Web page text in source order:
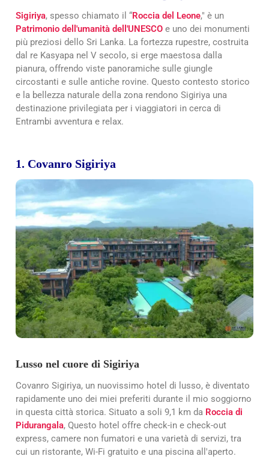
Sigiriya, spesso chiamato il “Roccia del Leone," è un
Patrimonio dell'umanità dell'UNESCO e uno dei monumenti
più preziosi dello Sri Lanka. La fortezza rupestre, costruita
dal re Kasyapa nel V secolo, si erge maestosa dalla
pianura, offrendo viste panoramiche sulle giungle
circostanti e sulle antiche rovine. Questo contesto storico
e la bellezza naturale della zona rendono Sigiriya una
destinazione privilegiata per i viaggiatori in cerca di
Entrambi avventura e relax.
1. Covanro Sigiriya
Lusso nel cuore di Sigiriya
Covanro Sigiriya, un nuovissimo hotel di lusso, è diventato
rapidamente uno dei miei preferiti durante il mio soggiorno
in questa città storica. Situato a soli 9,1 km da Roccia di
Pidurangala, Questo hotel offre check-in e check-out
express, camere non fumatori e una varietà di servizi, tra
cui un ristorante, Wi-Fi gratuito e una piscina all'aperto.